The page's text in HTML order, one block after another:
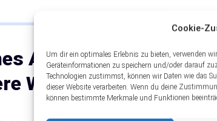
Cookie-
Um dir ein optimales Erlebnis zu bieten, verwenden
Geräteinformationen zu speichern und/oder darauf
Technologien zustimmst, können wir Daten wie das
dieser Website verarbeiten. Wenn du deine
können bestimmte Merkmale und Funktionen
Aquarium vs
Wahl?